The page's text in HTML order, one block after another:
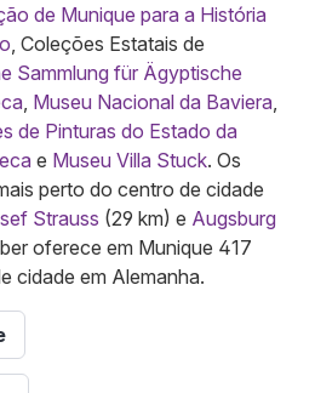
de Munique para a História
, Coleções Estatais de
Sammlung für Ägyptische
Museu Nacional da Baviera
de Pinturas do Estado da
e Museu Villa Stuck. Os
perto do centro de cidade
Strauss (29 km) e Augsburg
oferece em Munique 417
cidade em Alemanha.